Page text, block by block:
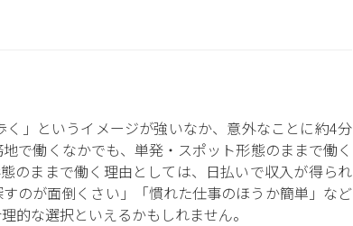
」というイメージが強いなか、意外なことに約4分
で働くなかでも、単発・スポット形態のままで働く
のままで働く理由としては、日払いで収入が得られ
のが面倒くさい」「慣れた仕事のほうか簡単」など
的な選択といえるかもしれません。